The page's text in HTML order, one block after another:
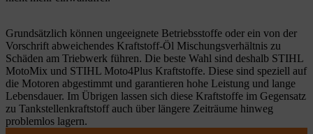
Grundsätzlich können ungeeignete Betriebsstoffe oder ein von der
Vorschrift abwei­chendes Kraftstoff-Öl Mischungsverhältnis zu
Schäden am Triebwerk führen. Die beste Wahl sind deshalb STIHL
MotoMix und STIHL Moto4Plus Kraftstoffe. Diese sind speziell auf
die Motoren abgestimmt und garantieren hohe Leistung und lange
Lebensdauer. Im Übrigen lassen sich diese Kraftstoffe im Gegensatz
zu Tankstellenkraftstoff auch über längere Zeiträume hinweg
problemlos lagern.